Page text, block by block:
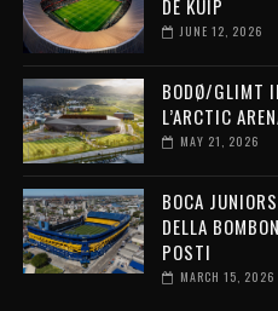
DE KUIP
JUNE 12, 2026
BODØ/GLIMT
L’ARCTIC
MAY 21, 2026
BOCA
DELLA
POSTI
MARCH 15, 2026